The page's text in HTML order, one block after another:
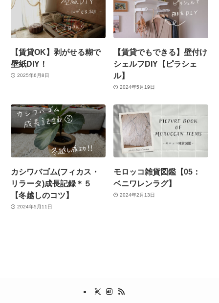
【賃貸OK】剥がせる糊で
壁紙DIY！
2025年6月8日
【賃貸でもできる】壁付け
シェルフDIY【ピラシェ
ル】
2024年5月19日
カシワバゴム(フィカス・
リラータ)成長記録＊５
【冬越しのコツ】
2024年5月11日
モロッコ雑貨図鑑【05：
ベニワレンラグ】
2024年2月13日